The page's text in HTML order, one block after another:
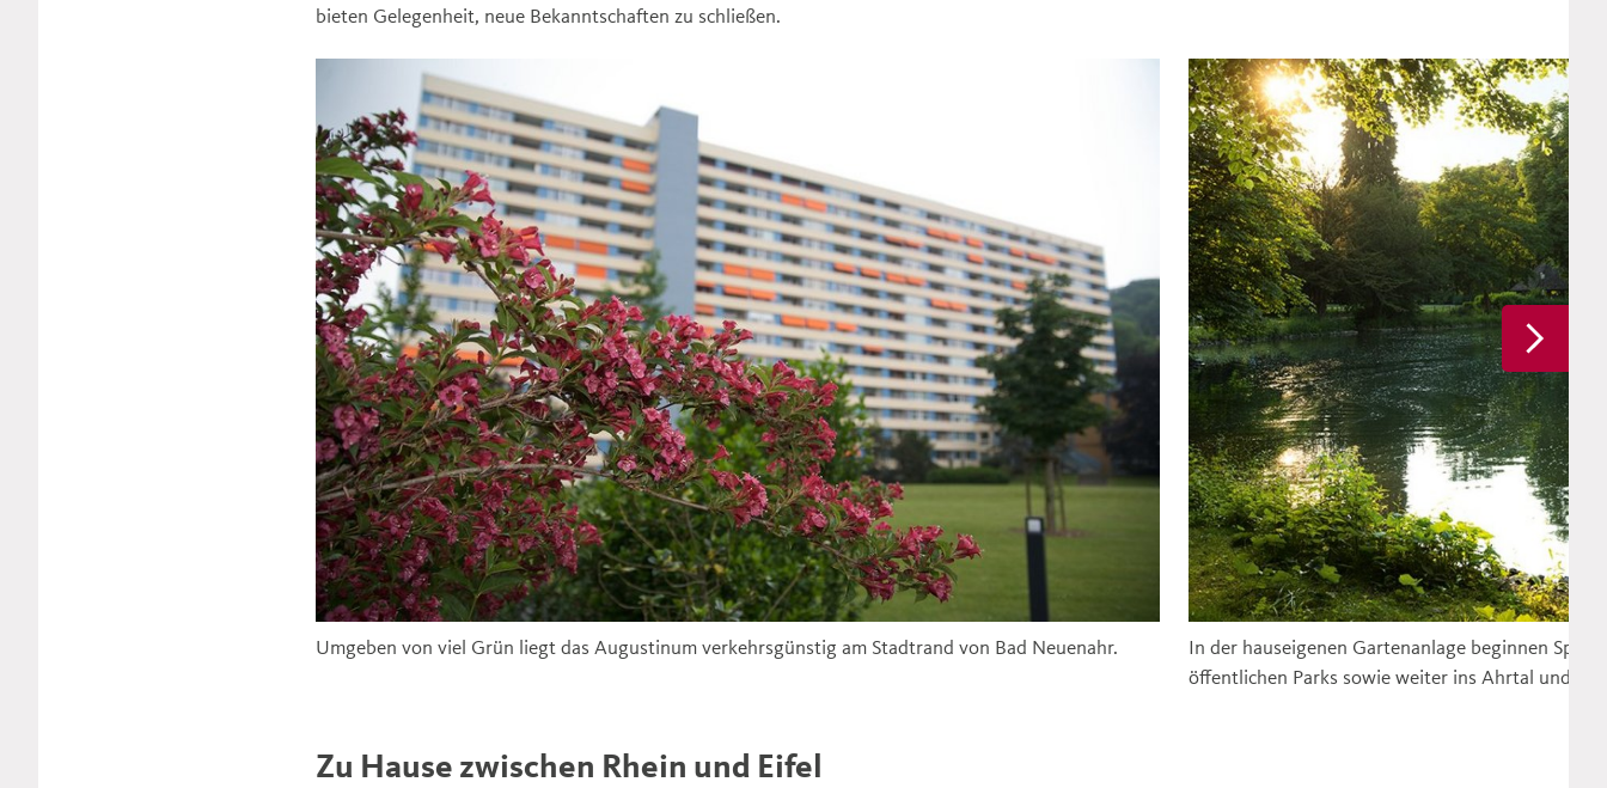
bieten Gelegenheit, neue Bekanntschaften zu schließen.
Umgeben von viel Grün liegt das Augustinum verkehrsgünstig am Stadtrand von Bad Neuenahr.
In der hauseigenen Gartenanlage beginnen
öffentlichen Parks sowie weiter ins Ahrtal und in
Zu Hause zwischen Rhein und Eifel